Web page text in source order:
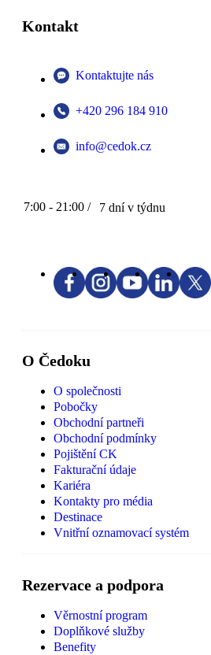
Kontakt
Kontaktujte nás
+420 296 184 910
info@cedok.cz
7:00 - 21:00 / 7 dní v týdnu
O Čedoku
O společnosti
Pobočky
Obchodní partneři
Obchodní podmínky
Pojištění CK
Fakturační údaje
Kariéra
Kontakty pro média
Destinace
Vnitřní oznamovací systém
Rezervace a podpora
Věrnostní program
Doplňkové služby
Benefity